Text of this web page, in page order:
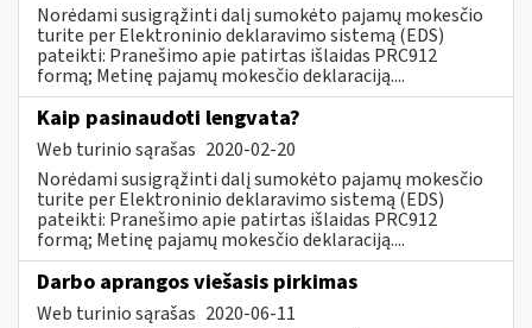
Norėdami susigrąžinti dalį sumokėto pajamų mokesčio
turite per Elektroninio deklaravimo sistemą (EDS)
pateikti: Pranešimo apie patirtas išlaidas PRC912
formą; Metinę pajamų mokesčio deklaraciją....
Kaip pasinaudoti lengvata?
Web turinio sąrašas 2020-02-20
Norėdami susigrąžinti dalį sumokėto pajamų mokesčio
turite per Elektroninio deklaravimo sistemą (EDS)
pateikti: Pranešimo apie patirtas išlaidas PRC912
formą; Metinę pajamų mokesčio deklaraciją....
Darbo aprangos viešasis pirkimas
Web turinio sąrašas 2020-06-11